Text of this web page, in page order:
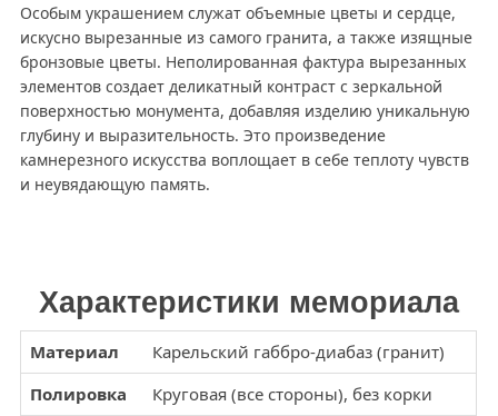
Особым украшением служат объемные цветы и сердце,
искусно вырезанные из самого гранита, а также изящные
бронзовые цветы. Неполированная фактура вырезанных
элементов создает деликатный контраст с зеркальной
поверхностью монумента, добавляя изделию уникальную
глубину и выразительность. Это произведение
камнерезного искусства воплощает в себе теплоту чувств
и неувядающую память.
Характеристики мемориала
Материал
Карельский габбро-диабаз (гранит)
Полировка
Круговая (все стороны), без корки